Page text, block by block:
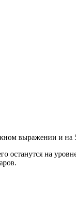
выражении и на
останутся на